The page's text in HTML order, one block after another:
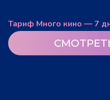
Тариф Много кино — 7